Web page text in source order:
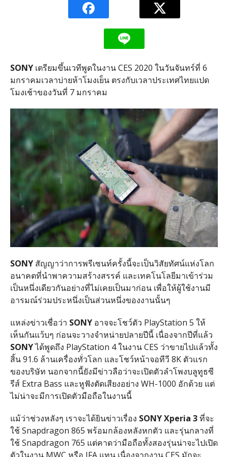
SONYเตรียมขึ้นเวทีพูดในงาน CES 2020 ในวันจันทร์ที่ 6
มกราคมเวลาบ่ายห้าโมงเย็น ตรงกับเวลาประเทศไทยแปด
โมงเช้าของวันที่ 7 มกราคม
SONYสัญญาว่าการพรีเซนท์ครั้งนี้จะเป็นวิสัยทัศน์แห่งโลก
อนาคตที่นำพาความสร้างสรรค์ และเทคโนโลยีมาเข้าร่วม
เป็นหนึ่งเดียวกันอย่างที่ไม่เคยเป็นมาก่อน เพื่อให้ผู้ใช้งานมี
อารมณ์ร่วมประหนึ่งเป็นส่วนหนึ่งของงานนั้นๆ
แหล่งข่าวเชื่อว่า SONYอาจจะโชว์ตัว PlayStation 5 ให้
เห็นกันแว้บๆ ก่อนจะวางจำหน่ายปลายปีนี้ เนื่องจากปีที่แล้ว
SONYได้พูดถึง PlayStation 4 ในงาน CES ว่าขายไปแล้วทั้ง
สิ้น 91.6 ล้านเครื่องทั่วโลก และโชว์หน้าจอทีวี 8K ตัวแรก
ของบริษัท นอกจากนี้ยังมีข่าวลือว่าจะเปิดตัวลำโพงบลูทูธซี
รีส์ Extra Bass และหูฟังตัดเสียงอย่าง WH-1000 อักด้วย แต่
ไม่น่าจะมีการเปิดตัวมือถือในงานนี้
แม้ว่าช่วงหลังๆ เราจะได้ยินข่าวเรื่อง SONY Xperia 3ที่จะ
ใช้ Snapdragon 865 พร้อมกล้องหลังหกตัว และรุ่นกลางที่
ใช้ Snapdragon 765 แต่คาดว่ามือถือทั้งสองรุ่นน่าจะไปเปิด